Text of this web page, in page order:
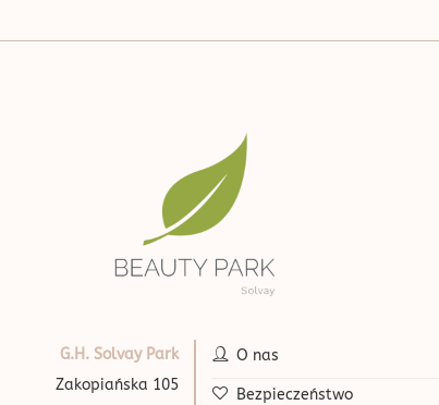
G.H. Solvay Park
Zakopiańska 105
O nas
Bezpieczeństwo